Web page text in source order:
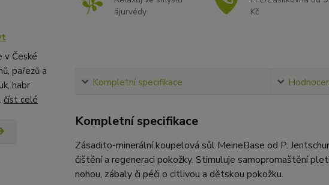
v České
pařezů a
habr
číst celé
ájurvédy
Kč
Kompletní specifikace
Kompletní specifikace
Zásadito-minerální koupelová sůl MeineBase od P.
čištění a regeneraci pokožky. Stimuluje samopromaštění
nohou, zábaly či péči o citlivou a dětskou pokožku.